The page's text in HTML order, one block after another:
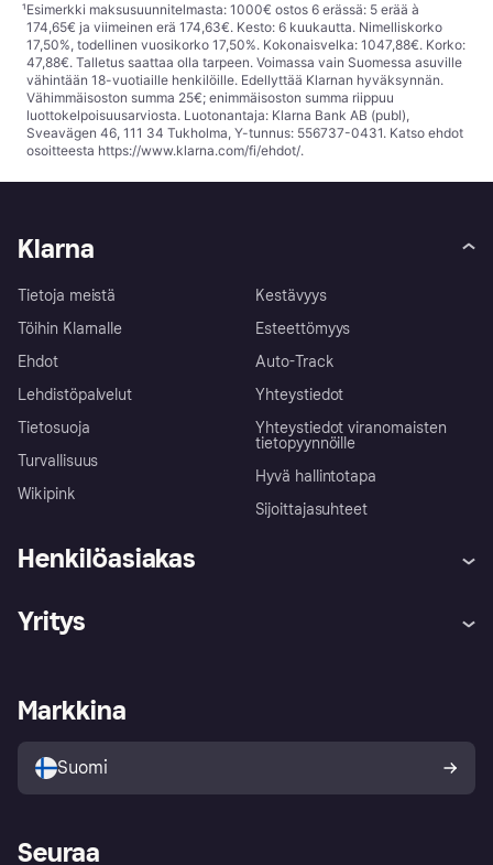
¹Esimerkki maksusuunnitelmasta: 1000€ ostos 6 erässä: 5 erää à
174,65€ ja viimeinen erä 174,63€. Kesto: 6 kuukautta. Nimelliskorko
17,50%, todellinen vuosikorko 17,50%. Kokonaisvelka: 1047,88€. Korko:
47,88€. Talletus saattaa olla tarpeen. Voimassa vain Suomessa asuville
vähintään 18-vuotiaille henkilöille. Edellyttää Klarnan hyväksynnän.
Vähimmäisoston summa 25€; enimmäisoston summa riippuu
luottokelpoisuusarviosta. Luotonantaja: Klarna Bank AB (publ),
Sveavägen 46, 111 34 Tukholma, Y-tunnus: 556737-0431. Katso ehdot
osoitteesta https://www.klarna.com/fi/ehdot/.
Klarna
Tietoja meistä
Töihin Klarnalle
Ehdot
Lehdistöpalvelut
Tietosuoja
Turvallisuus
Wikipink
Kestävyys
Esteettömyys
Auto-Track
Yhteystiedot
Yhteystiedot viranomaisten
tietopyynnöille
Hyvä hallintotapa
Sijoittajasuhteet
Henkilöasiakas
Ohje
Kirjaudu sisään
Tutustu kauppoihin
Ostajan turva
Yritys
Kirjaudu sisään yrityksenä
Markkina
Suomi
Seuraa